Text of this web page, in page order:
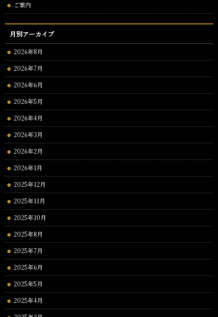
ご案内
月別アーカイブ
2026年8月
2026年7月
2026年6月
2026年5月
2026年4月
2026年3月
2026年2月
2026年1月
2025年12月
2025年11月
2025年10月
2025年8月
2025年7月
2025年6月
2025年5月
2025年4月